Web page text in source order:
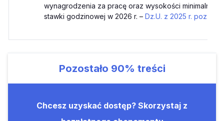
wynagrodzenia za pracę oraz wysokości minimalnej
stawki godzinowej w 2026 r. – Dz.U. z 2025 r. poz.
Pozostało 90% treści
Chcesz uzyskać dostęp? Skorzystaj z